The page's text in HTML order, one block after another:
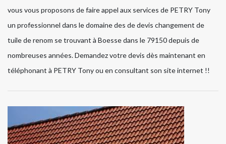
vous vous proposons de faire appel aux services de PETRY Tony
un professionnel dans le domaine des de devis changement de
tuile de renom se trouvant à Boesse dans le 79150 depuis de
nombreuses années. Demandez votre devis dès maintenant en
téléphonant à PETRY Tony ou en consultant son site internet !!